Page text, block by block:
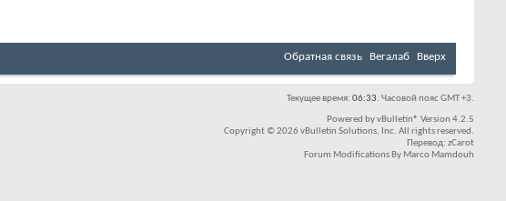
Вегалаб Вверх